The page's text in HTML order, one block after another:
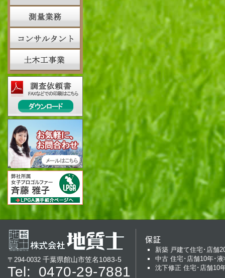
〒294-0032 千葉県館山市笠名1083-5
Tel: 0470-29-7881
保証
新築 戸建て住宅･店舗
中古 住宅･店舗10年･液
沈下修正 住宅･店舗10